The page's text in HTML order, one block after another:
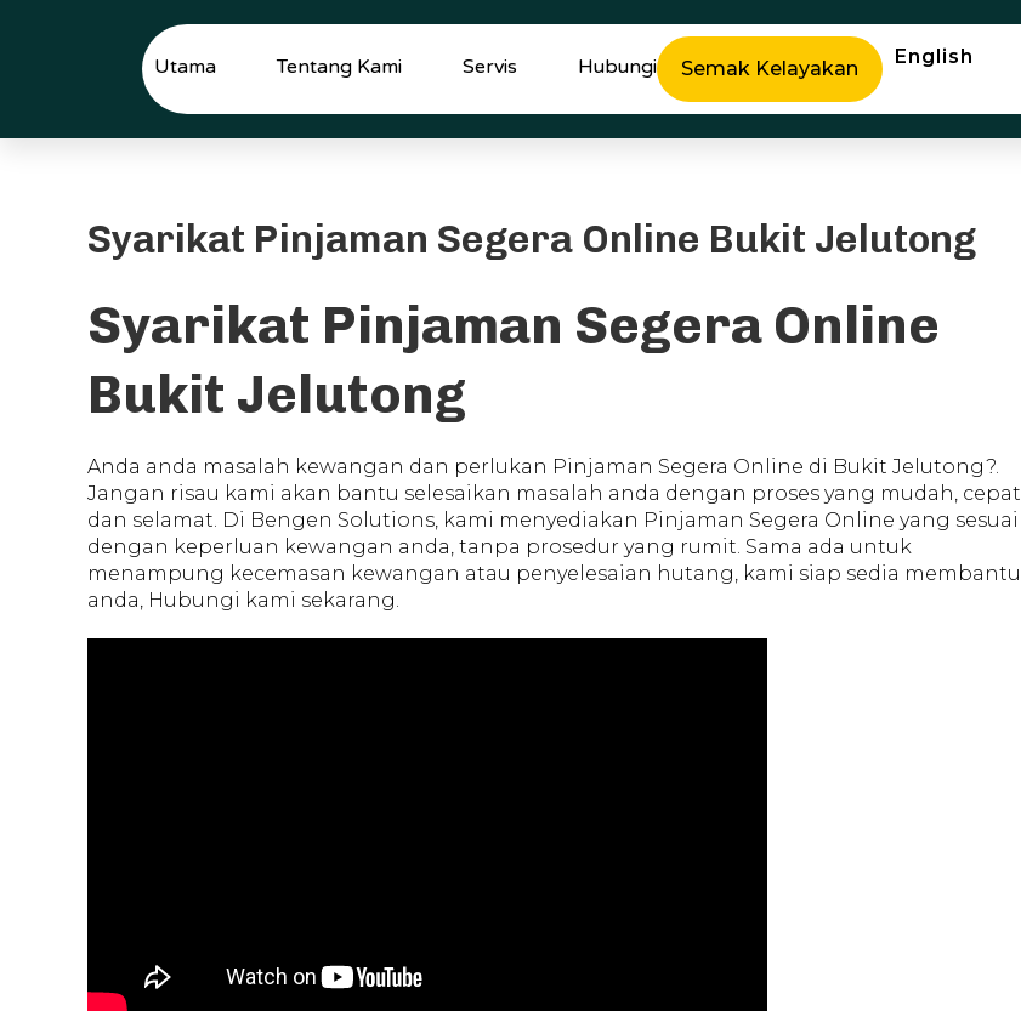
Utama Tentang Kami Servis Hubungi Semak Kelayakan
English
Syarikat Pinjaman Segera Online Bukit Jelutong
Syarikat Pinjaman Segera Online
Bukit Jelutong
Anda anda masalah kewangan dan perlukan Pinjaman Segera Online di Bukit Jelutong?.
Jangan risau kami akan bantu selesaikan masalah anda dengan proses yang mudah, cepat
dan selamat. Di Bengen Solutions, kami menyediakan Pinjaman Segera Online yang sesuai
dengan keperluan kewangan anda, tanpa prosedur yang rumit. Sama ada untuk
menampung kecemasan kewangan atau penyelesaian hutang, kami siap sedia membantu
anda, Hubungi kami sekarang.